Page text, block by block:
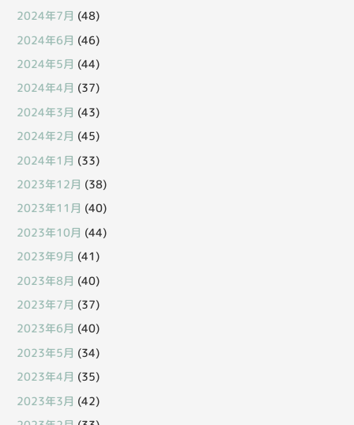
2024年7月 (48)
2024年6月 (46)
2024年5月 (44)
2024年4月 (37)
2024年3月 (43)
2024年2月 (45)
2024年1月 (33)
2023年12月 (38)
2023年11月 (40)
2023年10月 (44)
2023年9月 (41)
2023年8月 (40)
2023年7月 (37)
2023年6月 (40)
2023年5月 (34)
2023年4月 (35)
2023年3月 (42)